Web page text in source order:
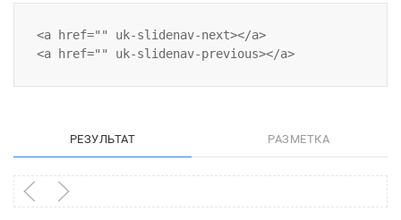
<a href="" uk-slidenav-next></a>
РЕЗУЛЬТАТ РАЗМЕТКА